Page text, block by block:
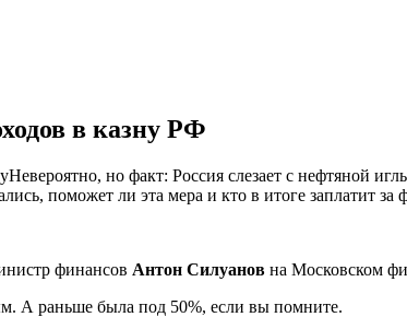
в казну РФ
но факт: Россия слезает с нефтяной
поможет ли эта мера и кто в итоге заплатит за
финансов Антон Силуанов на Московском
А раньше была под 50%, если вы помните.